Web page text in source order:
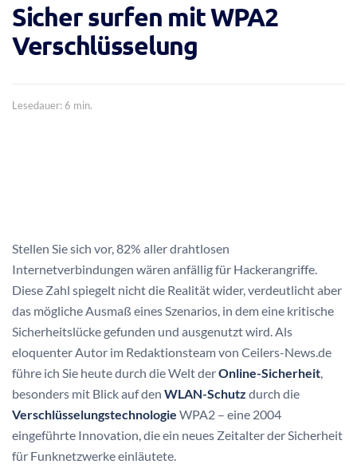
Sicher surfen mit WPA2
Verschlüsselung
Lesedauer: 6 min.
Stellen Sie sich vor, 82% aller drahtlosen
Internetverbindungen wären anfällig für Hackerangriffe.
Diese Zahl spiegelt nicht die Realität wider, verdeutlicht aber
das mögliche Ausmaß eines Szenarios, in dem eine kritische
Sicherheitslücke gefunden und ausgenutzt wird. Als
eloquenter Autor im Redaktionsteam von Ceilers-News.de
führe ich Sie heute durch die Welt derOnline-Sicherheit,
besonders mit Blick auf den WLAN-Schutz durch die
Verschlüsselungstechnologie WPA2 – eine 2004
eingeführte Innovation, die ein neues Zeitalter der Sicherheit
für Funknetzwerke einläutete.